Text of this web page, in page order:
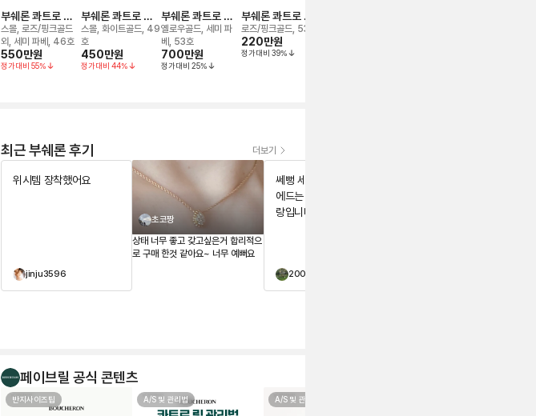
부쉐론 콰트로 화
이트 에디션 링
스몰, 로즈/핑크골드
외, 세미 파베, 46호
550만원
정가대비 55%
부쉐론 콰트로 더
블 화이트 에디션
링
스몰, 화이트골드, 49
호
450만원
정가대비 44%
부쉐론 콰트로 레
디언트 에디션 웨
딩 밴드 링
옐로우골드, 세미 파
베, 53호
700만원
정가대비 25%
부쉐론 콰트로 화
이트 에디션 웨딩
밴드 링
로즈/핑크골드, 53호
220만원
정가대비 39%
최근 부쉐론 후기 더보기
위시템 장착했어요
jinju3596
초코짱
상태 너무 좋고 갖고싶은거 합리적으
로 구매 한것 같아요~ 너무 예뻐요
쎄뻥 세트완성이요! 넘 맘
에드는 라인! 주얼리는 사
랑입니다🫶
200프로
페이브릴 공식 콘텐츠
반지사이즈팁 A/S 및 관리법 A/S 및 관리법